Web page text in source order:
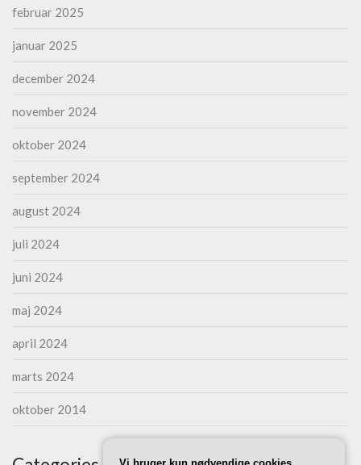
februar 2025
januar 2025
december 2024
november 2024
oktober 2024
september 2024
august 2024
juli 2024
juni 2024
maj 2024
april 2024
marts 2024
oktober 2014